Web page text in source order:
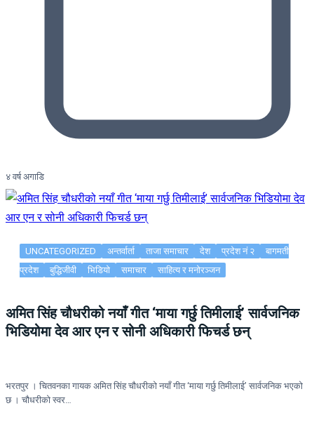
४ वर्ष अगाडि
UNCATEGORIZED अन्तर्वार्ता ताजा समाचार देश प्रदेश नं २
बागमती
प्रदेश
बुद्धिजीवी भिडियो समाचार साहित्य र मनोरञ्जन
अमित सिंह चौधरीको नयाँ गीत ‘माया गर्छु तिमीलाई’ सार्वजनिक
भिडियोमा देव आर एन र सोनी अधिकारी फिचर्ड छन्
भरतपुर । चितवनका गायक अमित सिंह चौधरीको नयाँ गीत ‘माया गर्छु तिमीलाई’ सार्वजनिक भएको
छ । चौधरीको स्वर…